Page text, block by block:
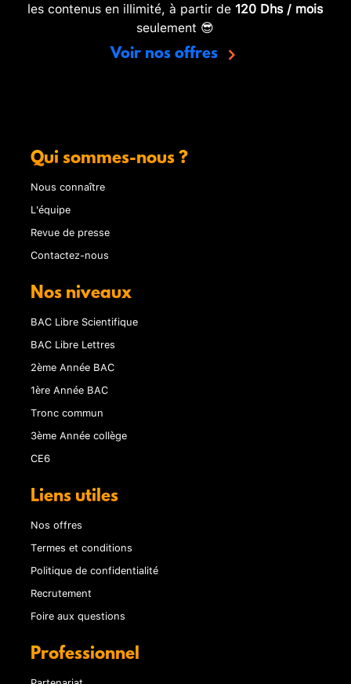
les contenus en illimité, à partir de 120 Dhs / mois
seulement 😎
Voir nos offres
Qui sommes-nous ?
Nous connaître
L'équipe
Revue de presse
Contactez-nous
Nos niveaux
BAC Libre Scientifique
BAC Libre Lettres
2ème Année BAC
1ère Année BAC
Tronc commun
3ème Année collège
CE6
Liens utiles
Nos offres
Termes et conditions
Politique de confidentialité
Recrutement
Foire aux questions
Professionnel